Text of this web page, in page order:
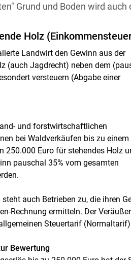
Grund und Boden wird
Holz
Landwirt den Gewinn aus der
(auch Jagdrecht) neben dem
versteuern (Abgabe einer
und forstwirtschaftlichen
bei Waldverkäufen bis zu einem
250.000 Euro für stehendes Holz
pauschal 35% vom gesamten
auch Betrieben zu, die ihren
Rechnung ermitteln. Der
Steuertarif
Bewertung